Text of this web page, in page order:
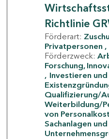
Richtlinie
Förderart:
Privatpersonen
Förderzweck:
Forschung,
Investieren und
Qualifizierung/
Weiterbildung/
von
Sachanlagen